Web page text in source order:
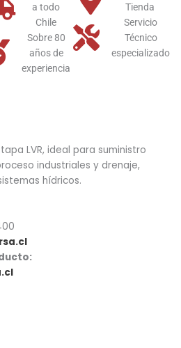
a todo
Chile
Sobre 80
años de
experiencia
Tienda
Servicio
Técnico
especializado
LVR, ideal para suministro
industriales y drenaje,
hídricos.